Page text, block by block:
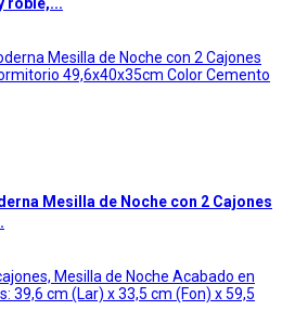
roble,...
Mesilla de Noche con 2 Cajones